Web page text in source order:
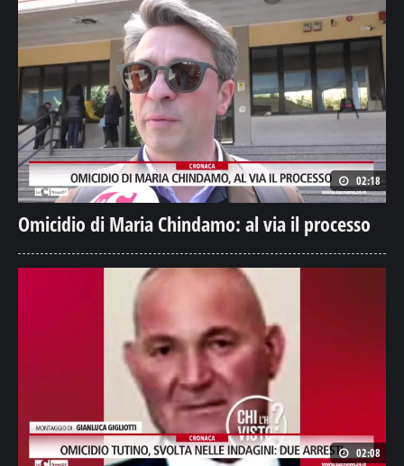
02:18
Omicidio di Maria Chindamo: al via il processo
Omicidio Tutino, svolta nelle indagini due